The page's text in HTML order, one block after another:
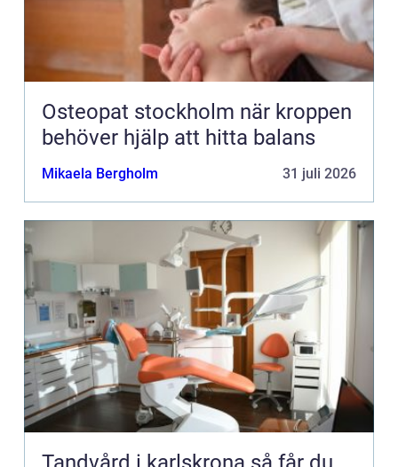
Osteopat stockholm när kroppen
behöver hjälp att hitta balans
Mikaela Bergholm 31 juli 2026